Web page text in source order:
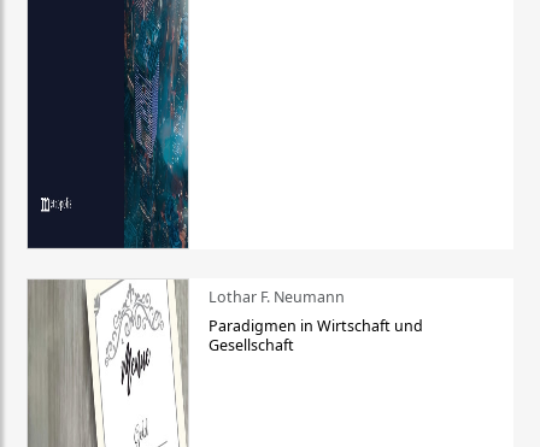
Lothar F. Neumann
Paradigmen in Wirtschaft und
Gesellschaft